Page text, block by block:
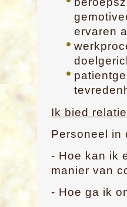
ervaren
Ik bied
Personeel in
- Hoe kan ik
manier van
- Hoe ga ik